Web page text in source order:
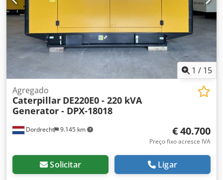
1 / 15
Dordrecht 9.145 km
Agregado
Caterpillar DE220E0 - 220 kVA
Generator - DPX-18018
€ 40.700
Preço fixo acresce IVA
Solicitar Ligar